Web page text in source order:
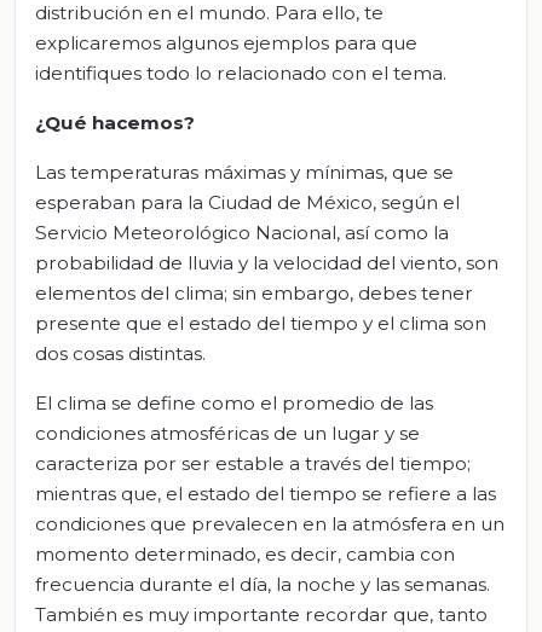
distribución en el mundo. Para ello, te
explicaremos algunos ejemplos para que
identifiques todo lo relacionado con el tema.
¿Qué hacemos?
Las temperaturas máximas y mínimas, que se
esperaban para la Ciudad de México, según el
Servicio Meteorológico Nacional, así como la
probabilidad de lluvia y la velocidad del viento, son
elementos del clima; sin embargo, debes tener
presente que el estado del tiempo y el clima son
dos cosas distintas.
El clima se define como el promedio de las
condiciones atmosféricas de un lugar y se
caracteriza por ser estable a través del tiempo;
mientras que, el estado del tiempo se refiere a las
condiciones que prevalecen en la atmósfera en un
momento determinado, es decir, cambia con
frecuencia durante el día, la noche y las semanas.
También es muy importante recordar que, tanto